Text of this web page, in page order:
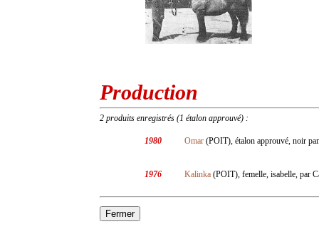
Production
2 produits enregistrés (1 étalon approuvé) :
1980 Omar (POIT), étalon approuvé, noir
1976 Kalinka (POIT), femelle, isabelle, par